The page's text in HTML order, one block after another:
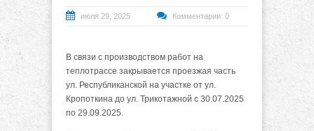
июля 29, 2025 Комментарии: 0
В связи с производством работ на
теплотрассе закрывается проезжая часть
ул. Республиканской на участке от ул.
Кропоткина до ул. Трикотажной с 30.07.2025
по 29.09.2025.